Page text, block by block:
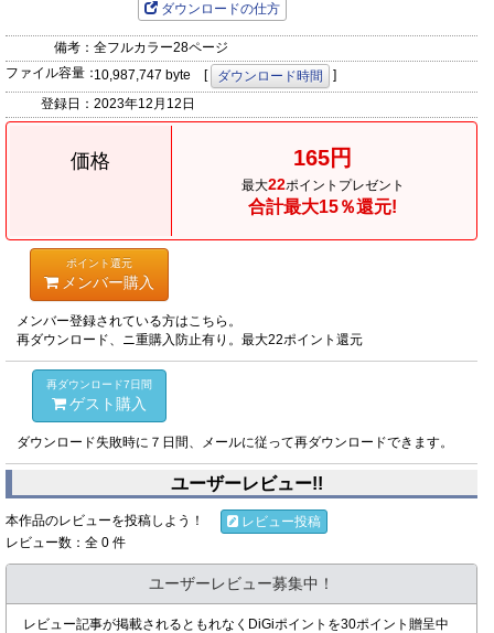
ダウンロードの仕方
備考： 全フルカラー28ページ
ファイル容量：10,987,747 byte [ ダウンロード時間
]
登録日： 2023年12月12日
価格 165円
最大22ポイントプレゼント
合計最大15％還元!
ポイント還元
メンバー購入
メンバー登録されている方はこちら。
再ダウンロード、ニ重購入防止有り。最大22ポイント還元
再ダウンロード7日間
ゲスト購入
ダウンロード失敗時に７日間、メールに従って再ダウンロードできます。
ユーザーレビュー!!
本作品のレビューを投稿しよう！
レビュー投稿
レビュー数：全 0 件
ユーザーレビュー募集中！
レビュー記事が掲載されるともれなくDiGiポイントを30ポイント贈呈中